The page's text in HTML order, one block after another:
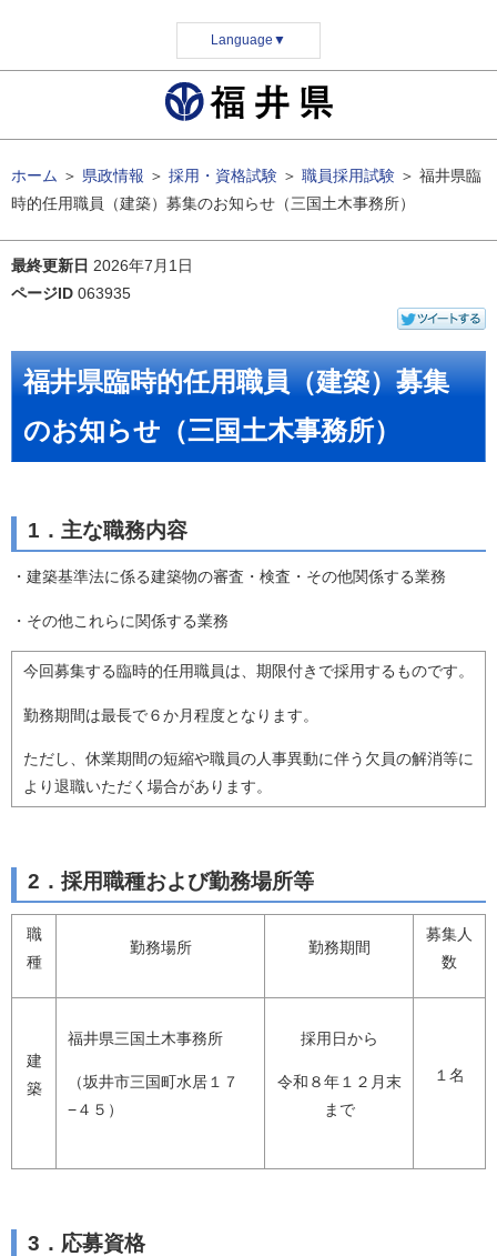
Language ▼
ホーム ＞ 県政情報 ＞ 採用・資格試験 ＞ 職員採用試験 ＞ 福井県臨
時的任用職員（建築）募集のお知らせ（三国土木事務所）
最終更新日 2026年7月1日
ページID 063935
福井県臨時的任用職員（建築）募集
のお知らせ（三国土木事務所）
1．主な職務内容
・建築基準法に係る建築物の審査・検査・その他関係する業務
・その他これらに関係する業務
今回募集する臨時的任用職員は、期限付きで採用するものです。
勤務期間は最長で６か月程度となります。
ただし、休業期間の短縮や職員の人事異動に伴う欠員の解消等に
より退職いただく場合があります。
2．採用職種および勤務場所等
職
種
勤務場所 勤務期間
募集人
数
建
築
福井県三国土木事務所
（坂井市三国町水居１７
−４５）
採用日から
令和８年１２月末
まで
１名
3．応募資格